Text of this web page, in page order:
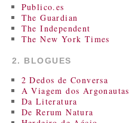
Publico.es
The Guardian
The Independent
The New York Times
2. BLOGUES
2 Dedos de Conversa
A Viagem dos Argonautas
Da Literatura
De Rerum Natura